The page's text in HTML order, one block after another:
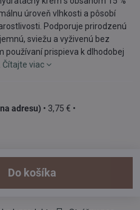
úroveň vlhkosti a pôsobí
Podporuje prirodzenú
sviežu a vyživenú bez
používaní prispieva k dlhodobej
Čítajte viac
adresu) • 3,75 € •
Do košíka